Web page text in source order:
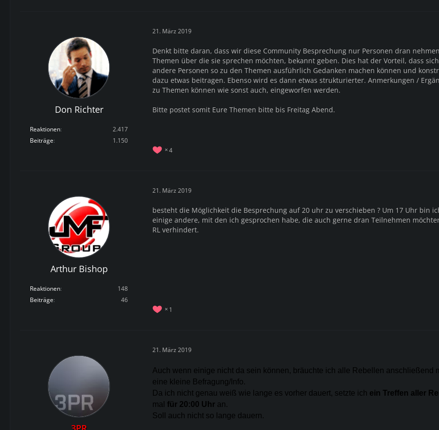
Don Richter
Reaktionen
2.417
Beiträge
1.150
21. März 2019
Denkt bitte daran, dass wir diese Community Besprechung nur Personen dran
Themen über die sie sprechen möchten, bekannt geben. Dies hat der Vorteil, dass
andere Personen so zu den Themen ausführlich Gedanken machen können und
dazu etwas beitragen. Ebenso wird es dann etwas strukturierter. Anmerkungen /
zu Themen können wie sonst auch, eingeworfen werden.
Bitte postet somit Eure Themen bitte bis Freitag Abend.
4
Arthur Bishop
Reaktionen
148
Beiträge
46
21. März 2019
besteht die Möglichkeit die Besprechung auf 20 uhr zu verschieben ? Um 17 Uhr bin
einige andere, mit den ich gesprochen habe, die auch gerne dran Teilnehmen
RL verhindert.
1
21. März 2019
Auch wenn einige nicht da sein können, bräuchte ich alle Rebellen anschließend
eine kleine Befragung/Info.
Da ich nicht genau weiß wie lange es vorher dauert, setzte ich ein Treffen aller
mal für 20:00 Uhr an.
Soll auch nicht so lange dauern.